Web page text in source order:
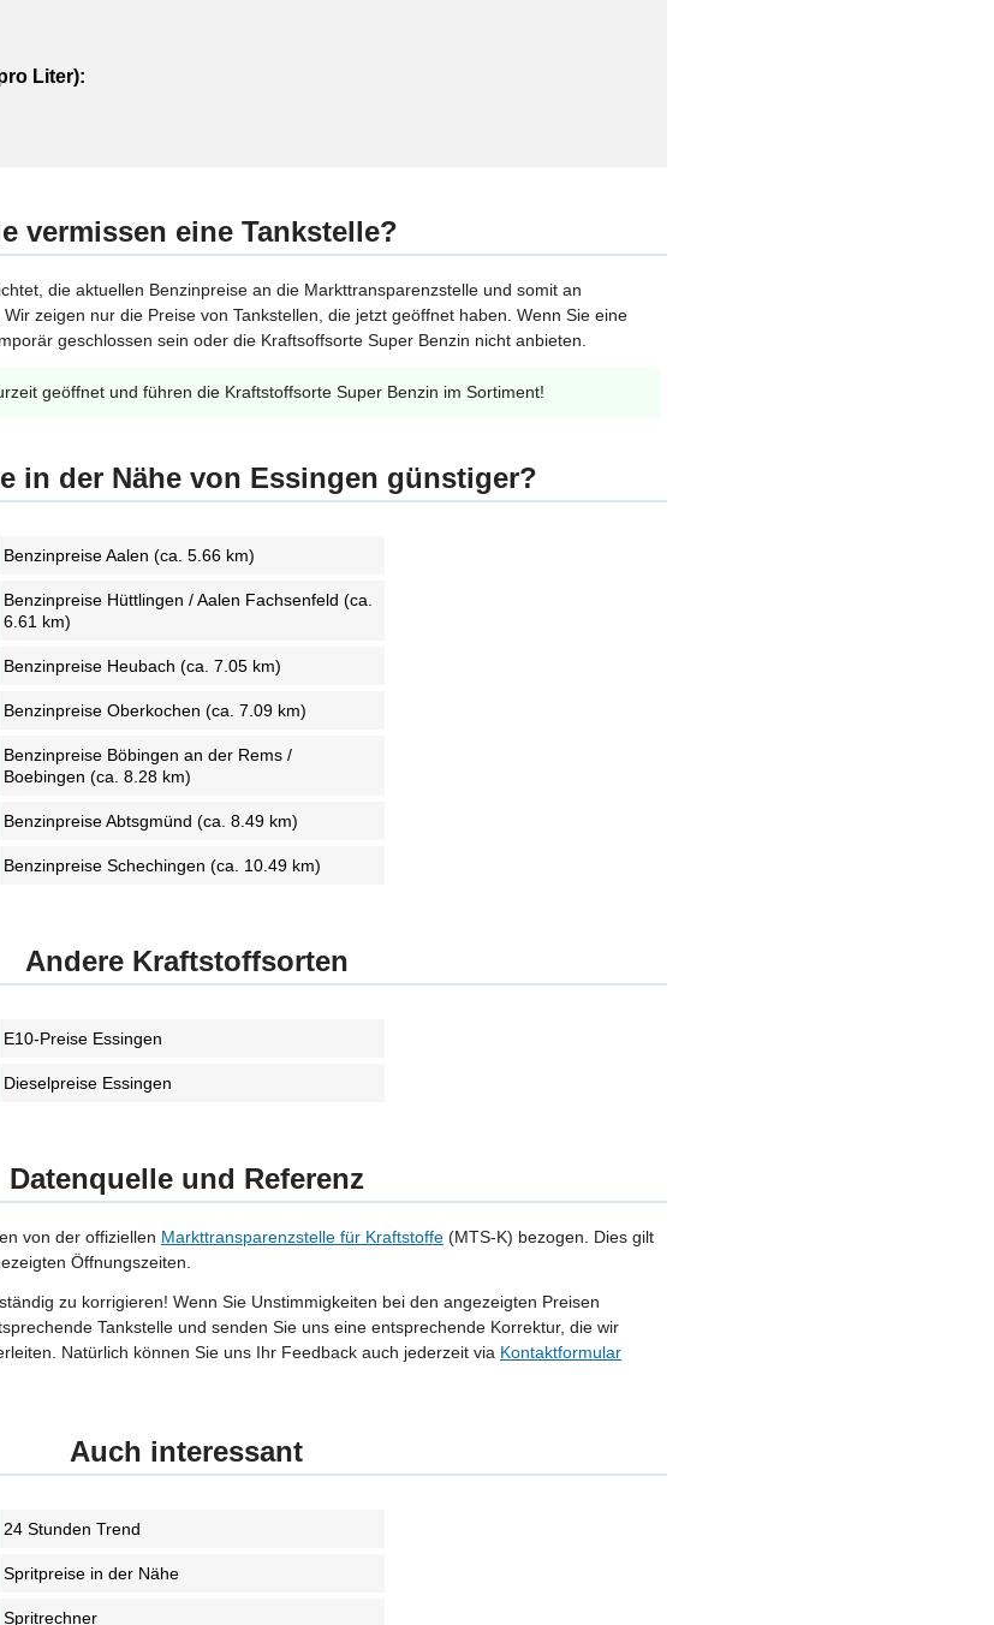
Liter):
vermissen eine Tankstelle?
die aktuellen Benzinpreise an die Markttransparenzstelle und somit an
zeigen nur die Preise von Tankstellen, die jetzt geöffnet haben. Wenn Sie eine
geschlossen sein oder die Kraftsoffsorte Super Benzin nicht anbieten.
geöffnet und führen die Kraftstoffsorte Super Benzin im Sortiment!
in der Nähe von Essingen günstiger?
Benzinpreise Aalen (ca. 5.66 km)
Benzinpreise Hüttlingen / Aalen Fachsenfeld (ca.
6.61 km)
Benzinpreise Heubach (ca. 7.05 km)
Benzinpreise Oberkochen (ca. 7.09 km)
Benzinpreise Böbingen an der Rems /
Boebingen (ca. 8.28 km)
Benzinpreise Abtsgmünd (ca. 8.49 km)
Benzinpreise Schechingen (ca. 10.49 km)
Andere Kraftstoffsorten
E10-Preise Essingen
Dieselpreise Essingen
Datenquelle und Referenz
von der offiziellen Markttransparenzstelle für Kraftstoffe (MTS-K) bezogen. Dies gilt
Öffnungszeiten.
zu korrigieren! Wenn Sie Unstimmigkeiten bei den angezeigten Preisen
Tankstelle und senden Sie uns eine entsprechende Korrektur, die wir
Natürlich können Sie uns Ihr Feedback auch jederzeit via Kontaktformular
Auch interessant
24 Stunden Trend
Spritpreise in der Nähe
Spritrechner